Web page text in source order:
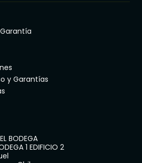
y Garantías
BODEGA
1 EDIFICIO 2